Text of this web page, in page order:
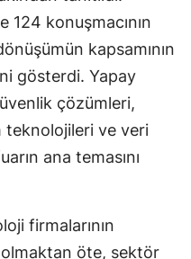
Kayseri
Kırklareli
Kırşehir
Kocaeli
Kütahya
124 konuşmacının
kapsamının
gösterdi. Yapay
çözümleri,
teknolojileri ve veri
ana temasını
firmalarının
olmaktan öte, sektör